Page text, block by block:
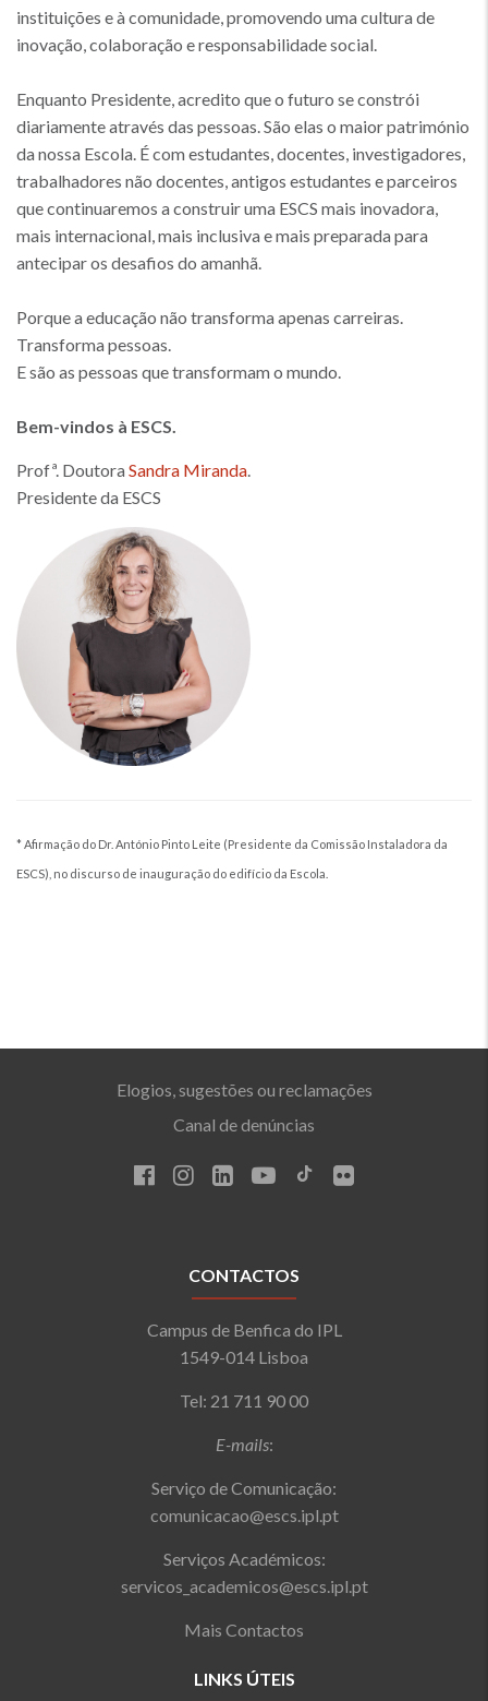
instituições e à comunidade, promovendo uma cultura de
inovação, colaboração e responsabilidade social.
Enquanto Presidente, acredito que o futuro se constrói
diariamente através das pessoas. São elas o maior património
da nossa Escola. É com estudantes, docentes, investigadores,
trabalhadores não docentes, antigos estudantes e parceiros
que continuaremos a construir uma ESCS mais inovadora,
mais internacional, mais inclusiva e mais preparada para
antecipar os desafios do amanhã.
Porque a educação não transforma apenas carreiras.
Transforma pessoas.
E são as pessoas que transformam o mundo.
Bem-vindos à ESCS.
Profª. DoutoraSandra Miranda.
Presidente da ESCS
* Afirmação do Dr. António Pinto Leite (Presidente da Comissão Instaladora da
ESCS), no discurso de inauguração do edifício da Escola.
Elogios, sugestões ou reclamações
Canal de denúncias
CONTACTOS
Campus de Benfica do IPL
1549-014 Lisboa
Tel: 21 711 90 00
E-mails:
Serviço de Comunicação:
comunicacao@escs.ipl.pt
Serviços Académicos:
servicos_academicos@escs.ipl.pt
Mais Contactos
LINKS ÚTEIS